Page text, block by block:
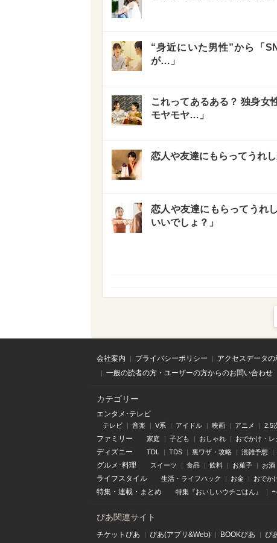
“身近にいた男性”から「
が…」
これってあるある？ 独身女
モヤモヤ…」
恋人や友達にもらってうれ
恋人や友達にもらってうれ
いいでしょ？」
会社案内 プライバシーポリシー アクセスデータ
一般の読者の方・ユーザーの方からのお問い合わせ
カテゴリー
エンタメ･テレビ
テレビ 音楽 V系 アイドル 映画 アニメ 2.5
ファミリー 家庭 子ども おしゃれ おでかけ・レ
ディズニー TDL TDS 裏ワザ・攻略 混雑予想
グルメ･料理 スイーツ 食品 飲料 お菓子 お酒
ライフスタイル 生活・ライフハック お金 おでか
特集 ・ 連載 ・ まとめ 特集『おいしいウチごはん』
ぴあ関連サイト
チケットぴあ ぴあ(アプリ&Web) BOOKぴあ ぴ